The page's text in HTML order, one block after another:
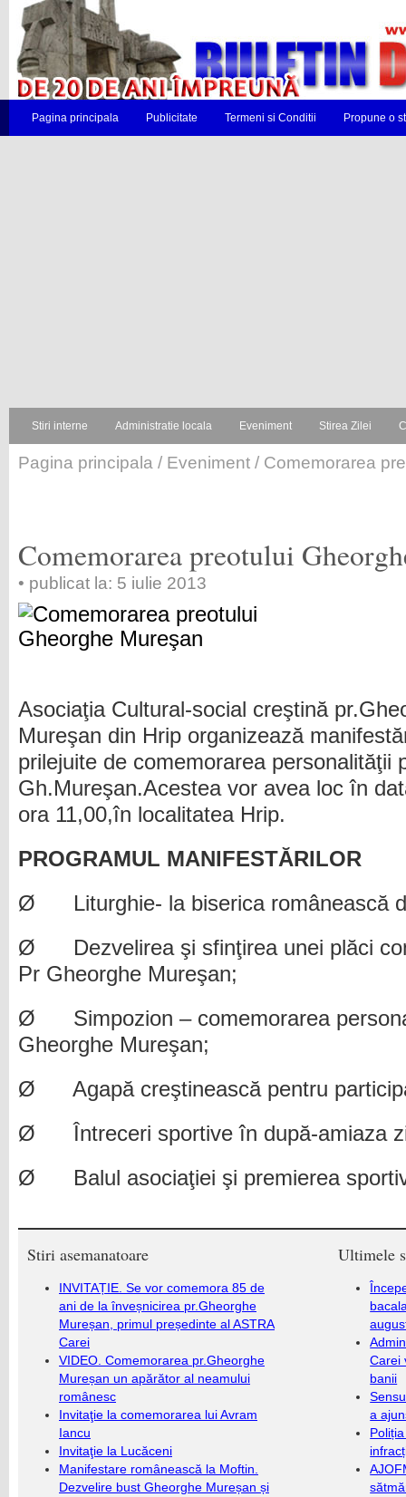
Pagina principala Publicitate Termeni si Conditii Propune o
Stiri interne Administratie locala Eveniment Stirea Zilei
Pagina principala / Eveniment / Comemorarea
Comemorarea preotului
• publicat la: 5 iulie 2013
Asociaţia Cultural-social creştină
Mureşan din Hrip organizează
prilejuite de comemorarea personalităţii
Gh.Mureşan.Acestea vor avea loc în
ora 11,00,în localitatea Hrip.
PROGRAMUL MANIFESTĂRILOR
Ø Liturghie- la biserica românească
Ø Dezvelirea şi sfinţirea unei plăci
Pr Gheorghe Mureşan;
Ø Simpozion – comemorarea
Gheorghe Mureşan;
Ø Agapă creştinească pentru
Ø Întreceri sportive în după-amiaza
Ø Balul asociaţiei şi premierea
Stiri asemanatoare
INVITAȚIE. Se vor comemora 85 de
ani de la înveșnicirea pr.Gheorghe
Mureșan, primul președinte al ASTRA
Carei
VIDEO. Comemorarea pr.Gheorghe
Mureșan un apărător al neamului
românesc
Invitaţie la comemorarea lui Avram
Iancu
Invitaţie la Lucăceni
Manifestare românească la Moftin.
Dezvelire bust Gheorghe Mureșan și
Ultimele
Carei
banii
a